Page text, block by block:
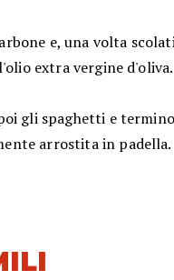
e, una volta
extra vergine d'oliva.
gli spaghetti e
arrostita in padella.